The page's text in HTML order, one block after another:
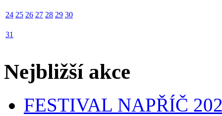
24 25 26 27 28 29 30
31
Nejbližší akce
FESTIVAL NAPŘÍČ